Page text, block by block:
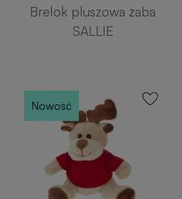
Brelok pluszowa żaba
SALLIE
Nowość